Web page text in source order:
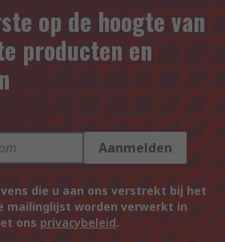
op de hoogte van
producten en
Aanmelden
die u aan ons verstrekt bij het
mailinglijst worden verwerkt in
ons privacybeleid.